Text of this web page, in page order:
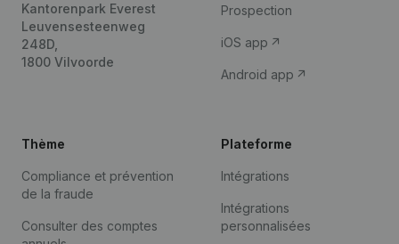
Kantorenpark Everest
Leuvensesteenweg
248D,
1800 Vilvoorde
Prospection
iOS app
Android app
Thème
Compliance et prévention
de la fraude
Consulter des comptes
Plateforme
Intégrations
Intégrations
personnalisées